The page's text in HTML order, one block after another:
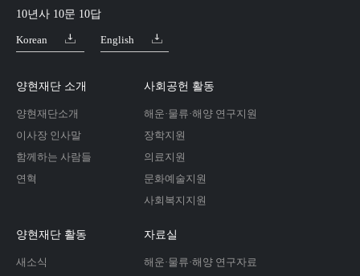
10년사 10문 10답
Korean English
양현재단 소개
양현재단소개
이사장 인사말
함께하는 사람들
연혁
사회공헌 활동
해운·물류·해양 연구지원
장학지원
의료지원
문화예술지원
사회복지지원
양현재단 활동
새소식
자료실
해운·물류·해양 연구자료